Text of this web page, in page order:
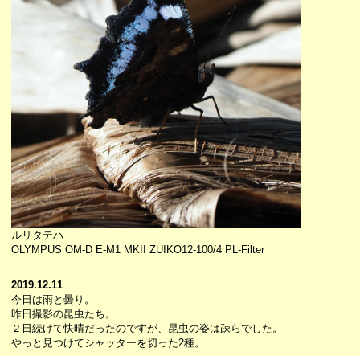
ルリタテハ
OLYMPUS OM-D E-M1 MKII ZUIKO12-100/4 PL-Filter
2019.12.11
今日は雨と曇り。
昨日撮影の昆虫たち。
２日続けて快晴だったのですが、昆虫の姿は疎らでした。
やっと見つけてシャッターを切った2種。